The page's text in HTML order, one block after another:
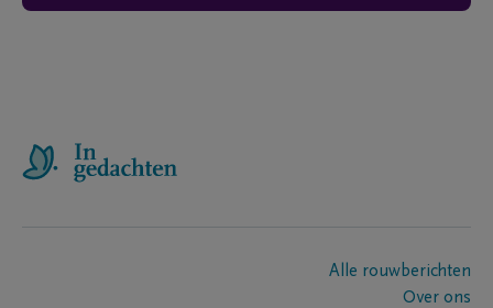
Alle rouwberichten
Over ons